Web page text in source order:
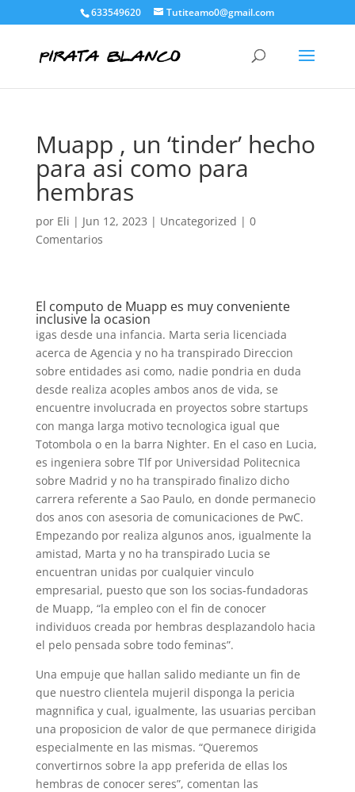
633549620 Tutiteamo0@gmail.com
Muapp , un ‘tinder’ hecho
para asi­ como para
hembras
por Eli | Jun 12, 2023 | Uncategorized | 0
Comentarios
El computo de Muapp es muy conveniente
inclusive la ocasion
igas desde una infancia. Marta seri­a licenciada
acerca de Agencia y no ha transpirado Direccion
sobre entidades asi­ como, nadie pondri­a en duda
desde realiza acoples ambos anos de vida, se
encuentre involucrada en proyectos sobre startups
con manga larga motivo tecnologica igual que
Totombola o en la barra Nighter. En el caso en Lucia,
es ingeniera sobre Tlf por Universidad Politecnica
sobre Madrid y no ha transpirado finalizo dicho
carrera referente a Sao Paulo, en donde permanecio
dos anos con asesoria de comunicaciones de PwC.
Empezando por realiza algunos anos, igualmente la
amistad, Marta y no ha transpirado Lucia se
encuentran unidas por cualquier vinculo
empresarial, puesto que son los socias-fundadoras
de Muapp, “la empleo con el fin de conocer
individuos creada por hembras desplazandolo hacia
el pelo pensada sobre todo feminas”.
Una empuje que hallan salido mediante un fin de
que nuestro clientela mujeril disponga la pericia
magnnifica y cual, igualmente, las usuarias perciban
una proposicion de valor de que permanece dirigida
especialmente en las mismas. “Queremos
convertirnos sobre la app preferida de ellas los
hembras de conocer seres”, comentan las